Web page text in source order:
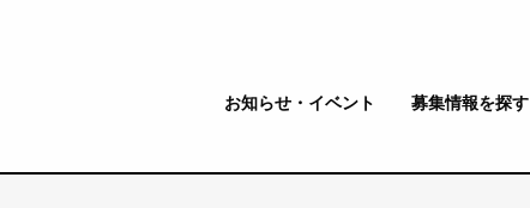
お知らせ・イベント 募集情報を探す